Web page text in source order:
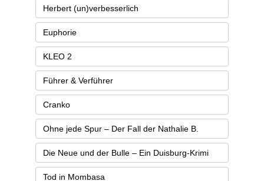
Herbert (un)verbesserlich​
Euphorie
KLEO 2
Führer & Verführer
Cranko
Ohne jede Spur – Der Fall der Nathalie B.
Die Neue und der Bulle – Ein Duisburg-Krimi
Tod in Mombasa